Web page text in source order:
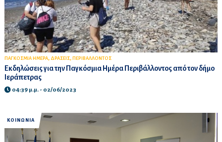
ΠΑΓΚΟΣΜΙΑ ΗΜΕΡΑ, ΔΡΑΣΕΙΣ, ΠΕΡΙΒΑΛΛΟΝΤΟΣ
Εκδηλώσεις για την Παγκόσμια Ημέρα Περιβάλλοντος από τον δήμο
Ιεράπετρας
04:39 μ.μ. - 02/06/2023
ΚΟΙΝΩΝΙΑ